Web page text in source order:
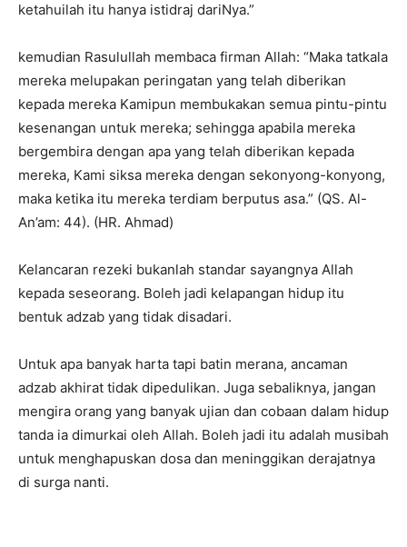
ketahuilah itu hanya istidraj dariNya.”
kemudian Rasulullah membaca firman Allah: “Maka tatkala
mereka melupakan peringatan yang telah diberikan
kepada mereka Kamipun membukakan semua pintu-pintu
kesenangan untuk mereka; sehingga apabila mereka
bergembira dengan apa yang telah diberikan kepada
mereka, Kami siksa mereka dengan sekonyong-konyong,
maka ketika itu mereka terdiam berputus asa.” (QS. Al-
An’am: 44). (HR. Ahmad)
Kelancaran rezeki bukanlah standar sayangnya Allah
kepada seseorang. Boleh jadi kelapangan hidup itu
bentuk adzab yang tidak disadari.
Untuk apa banyak harta tapi batin merana, ancaman
adzab akhirat tidak dipedulikan. Juga sebaliknya, jangan
mengira orang yang banyak ujian dan cobaan dalam hidup
tanda ia dimurkai oleh Allah. Boleh jadi itu adalah musibah
untuk menghapuskan dosa dan meninggikan derajatnya
di surga nanti.